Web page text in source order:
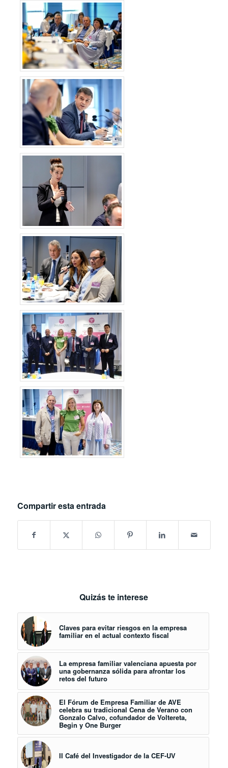
Compartir esta entrada
Quizás te interese
Claves para evitar riesgos en la empresa
familiar en el actual contexto fiscal
La empresa familiar valenciana apuesta por
una gobernanza sólida para afrontar los
retos del futuro
El Fórum de Empresa Familiar de AVE
celebra su tradicional Cena de Verano con
Gonzalo Calvo, cofundador de Voltereta,
Begin y One Burger
II Café del Investigador de la CEF-UV